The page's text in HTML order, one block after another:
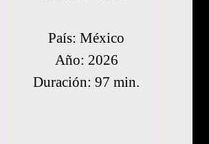
País: México
Año: 2026
Duración: 97 min.